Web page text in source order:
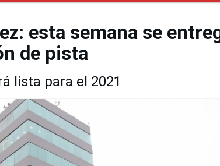
esta semana se
de pista
lista para el 2021